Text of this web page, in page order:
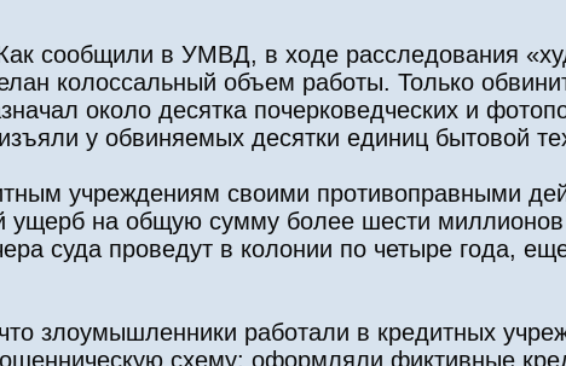
сообщили в УМВД, в ходе расследования
колоссальный объем работы. Только
около десятка почерковедческих и
у обвиняемых десятки единиц бытовой
учреждениям своими противоправными
ущерб на общую сумму более шести
суда проведут в колонии по четыре года,
злоумышленники работали в кредитных
схему: оформляли фиктивные